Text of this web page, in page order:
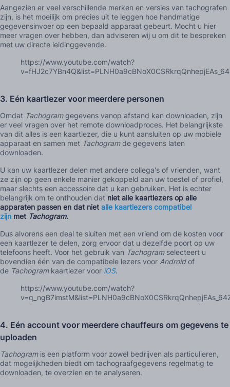
Aangezien er veel verschillende merken en versies van tachografen
zijn, is het moeilijk om precies uit te leggen hoe handmatige
gegevensinvoer op een bepaald apparaat gebeurt. Mocht u hier
meer vragen over hebben, dan adviseren wij u om dit te bespreken
met uw directe leidinggevende.
https://www.youtube.com/watch?
3. Eén kaartlezer voor meerdere personen
Omdat Tachogramgegevens vanop afstand kan downloaden, zijn
er veel vragen over het remote downloadproces. Het belangrijkste
van dit alles is een kaartlezer, die u kunt aansluiten op uw mobiele
apparaat en samen met Tachogramde gegevens laten
downloaden.
U kan uw kaartlezer delen met andere collega's of vrienden, want
ze zijn op geen enkele manier gekoppeld aan uw toestel of profiel,
maar slechts een accessoire dat u kan gebruiken. Het is echter
belangrijk om te onthouden dat niet alle kaartlezers op alle
apparaten passen en dat niet alle kaartlezers compatibel
zijn met Tachogram.
Dus alvorens een deal te sluiten met een vriend om de kosten voor
een kaartlezer te delen, zorg ervoor dat u dezelfde poort op uw
telefoons heeft. Voor het gebruik van Tachogramselecteert u
bovendien één van de compatibele lezers voor Androidof
de Tachogramkaartlezer voor iOS.
https://www.youtube.com/watch?
4. Eén account voor meerdere chauffeurs om gegevens te
uploaden
Tachogramis een platform voor zowel bedrijven als particulieren,
dat mogelijkheden biedt om tachograafgegevens regelmatig te
downloaden, te overzien en te analyseren.